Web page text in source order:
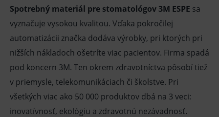
Spotrebný materiál pre stomatológov 3M ESPE sa
vyznačuje vysokou kvalitou. Vďaka pokročilej
automatizácii značka dodáva výrobky, pri ktorých pri
nižších nákladoch ošetríte viac pacientov. Firma spadá
pod koncern 3M. Ten okrem zdravotníctva pôsobí tiež
v priemysle, telekomunikáciach či školstve. Pri
všetkých viac ako 50 000 produktov dbá na 3 veci:
inovatívnosť, ekológiu a zdravotnú nezávadnosť.